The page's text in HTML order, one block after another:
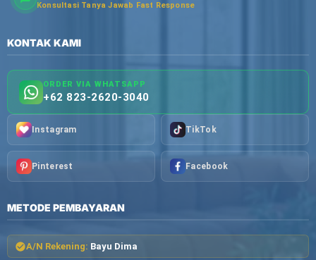
Konsultasi Tanya Jawab Fast Response
KONTAK KAMI
ORDER VIA WHATSAPP
+62 823-2620-3040
Instagram TikTok
Pinterest Facebook
METODE PEMBAYARAN
A/N Rekening: Bayu Dima